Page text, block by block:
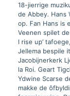
18-jierrige
de Abbey. Hans
op. Fan Hans is
Veenen spilet
I rise up’
Jellema bespile
Jacobijnerkerk
la Roi. Geart
Ydwine Scarse
makke de